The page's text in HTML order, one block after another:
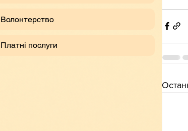
Волонтерство
Платні послуги